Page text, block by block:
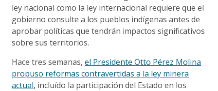
ley nacional como la ley internacional requiere que el
gobierno consulte a los pueblos indígenas antes de
aprobar políticas que tendrán impactos significativos
sobre sus territorios.
Hace tres semanas, el Presidente Otto Pérez Molina
propuso reformas contravertidas a la ley minera
actual, incluído la participación del Estado en los